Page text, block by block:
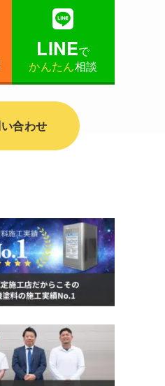
合わせ
LINEで
かんたん相談